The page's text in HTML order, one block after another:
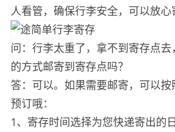
人看管，确保行李安全，可以放心
问：行李太重了，拿不到寄存点
的方式邮寄到寄存点吗？
答：可以。如果需要邮寄，可以
预订哦：
1、寄存时间选择为您快递寄出的日